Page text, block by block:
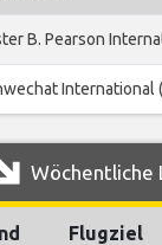
B. Pearson
International
Wöchentliche
Flugziel